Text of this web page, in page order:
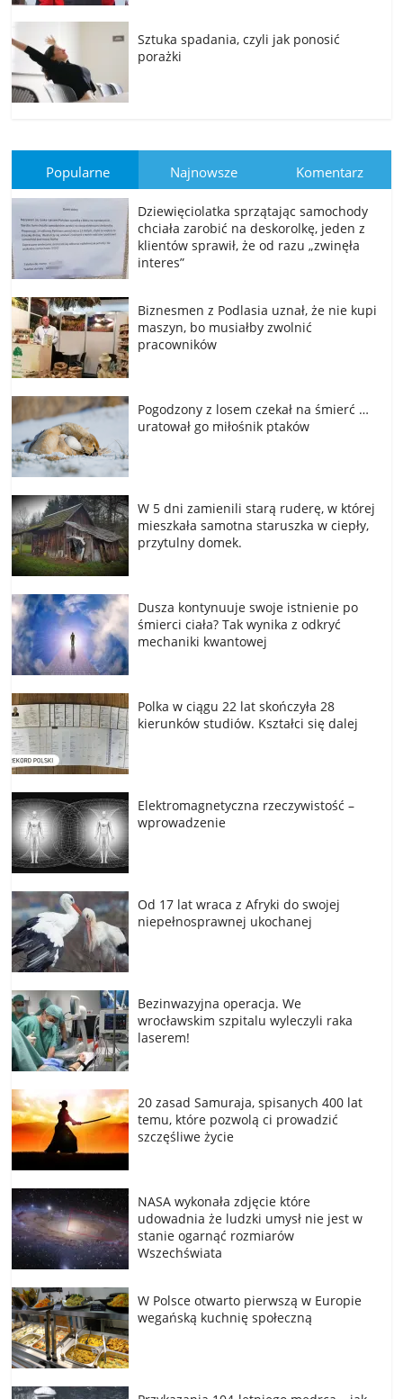
Sztuka spadania, czyli jak ponosić
porażki
Popularne Najnowsze Komentarz
Dziewięciolatka sprzątając samochody
chciała zarobić na deskorolkę, jeden z
klientów sprawił, że od razu „zwinęła
interes”
Biznesmen z Podlasia uznał, że nie kupi
maszyn, bo musiałby zwolnić
pracowników
Pogodzony z losem czekał na śmierć …
uratował go miłośnik ptaków
W 5 dni zamienili starą ruderę, w której
mieszkała samotna staruszka w ciepły,
przytulny domek.
Dusza kontynuuje swoje istnienie po
śmierci ciała? Tak wynika z odkryć
mechaniki kwantowej
Polka w ciągu 22 lat skończyła 28
kierunków studiów. Kształci się dalej
Elektromagnetyczna rzeczywistość –
wprowadzenie
Od 17 lat wraca z Afryki do swojej
niepełnosprawnej ukochanej
Bezinwazyjna operacja. We
wrocławskim szpitalu wyleczyli raka
laserem!
20 zasad Samuraja, spisanych 400 lat
temu, które pozwolą ci prowadzić
szczęśliwe życie
NASA wykonała zdjęcie które
udowadnia że ludzki umysł nie jest w
stanie ogarnąć rozmiarów
Wszechświata
W Polsce otwarto pierwszą w Europie
wegańską kuchnię społeczną